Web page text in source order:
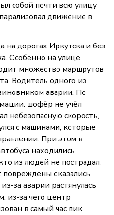
собой почти всю улицу
движение в
на дорогах Иркутска и без
Особенно на улице
множество маршрутов
Водитель одного из
аварии. По
шофёр не учёл
небезопасную скорость,
с машинами, которые
При этом в
находились
из людей не пострадал.
оказались
за аварии растянулась
из-за чего центр
в самый час пик.